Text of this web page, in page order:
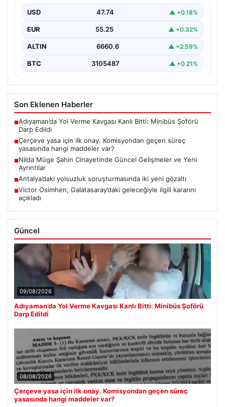
USD 47.74 ▲ +0.18%
EUR 55.25 ▲ +0.32%
ALTIN 6660.6 ▲ +2.59%
BTC 3105487 ▲ +0.21%
Son Eklenen Haberler
■Adıyaman’da Yol Verme Kavgası Kanlı Bitti: Minibüs Şoförü
Darp Edildi
■Çerçeve yasa için ilk onay. Komisyondan geçen süreç
yasasında hangi maddeler var?
■Nilda Müge Şahin Cinayetinde Güncel Gelişmeler ve Yeni
Ayrıntılar
■Antalya’daki yolsuzluk soruşturmasında iki yeni gözaltı
■Victor Osimhen, Galatasaray’daki geleceğiyle ilgili kararını
açıkladı
Güncel
09/08/2026
Adıyaman’da Yol Verme Kavgası Kanlı Bitti: Minibüs Şoförü
Darp Edildi
08/08/2026
Çerçeve yasa için ilk onay. Komisyondan geçen süreç
yasasında hangi maddeler var?